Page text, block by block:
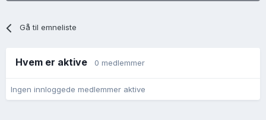
Gå til emneliste
Hvem er aktive 0 medlemmer
Ingen innloggede medlemmer aktive